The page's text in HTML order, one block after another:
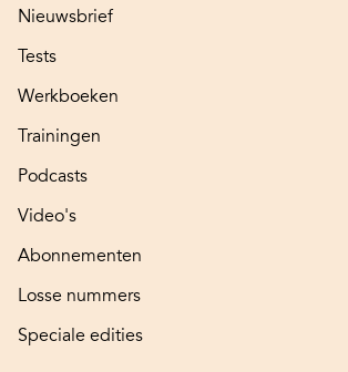
Nieuwsbrief
Tests
Werkboeken
Trainingen
Podcasts
Video's
Abonnementen
Losse nummers
Speciale edities